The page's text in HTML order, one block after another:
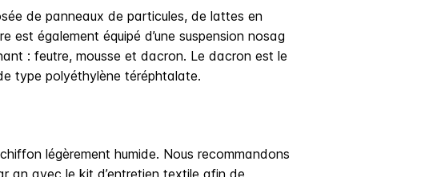
de panneaux de particules, de lattes en
est également équipé d’une suspension nosag
: feutre, mousse et dacron. Le dacron est le
type polyéthylène téréphtalate.
légèrement humide. Nous recommandons
an avec le kit d’entretien textile afin de